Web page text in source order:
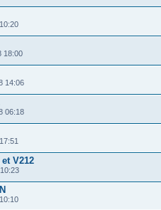
18:00
14:06
06:18
V212